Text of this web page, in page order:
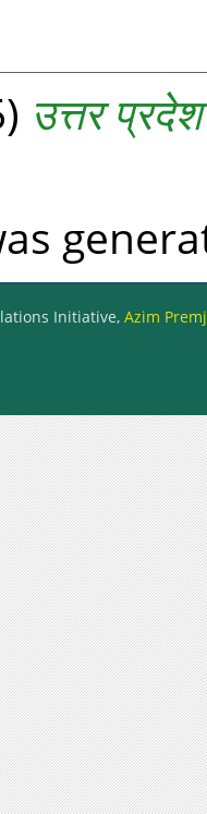
उत्तर
Initiative, Azim